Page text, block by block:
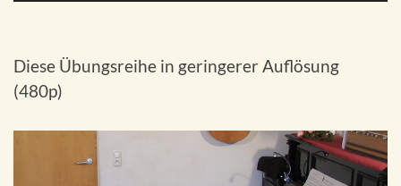
Diese Übungsreihe in geringerer Auflösung
(480p)